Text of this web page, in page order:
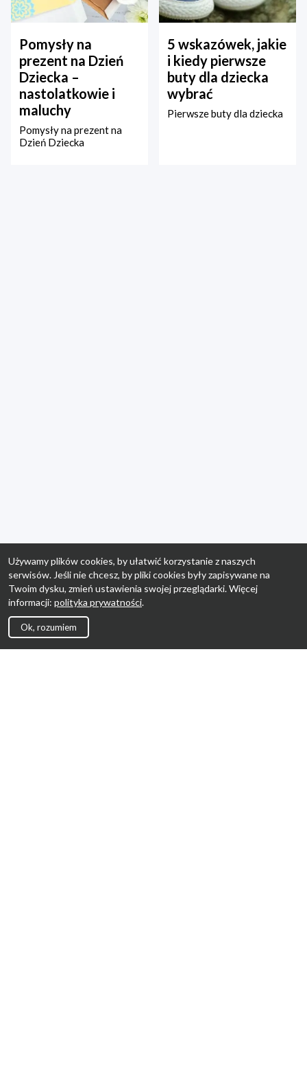
Pomysły na
prezent na Dzień
Dziecka –
nastolatkowie i
maluchy
Pomysły na prezent na
Dzień Dziecka
5 wskazówek, jakie
i kiedy pierwsze
buty dla dziecka
wybrać
Pierwsze buty dla dziecka
Używamy plików cookies, by ułatwić korzystanie z naszych
serwisów. Jeśli nie chcesz, by pliki cookies były zapisywane na
Twoim dysku, zmień ustawienia swojej przeglądarki. Więcej
informacji: polityka prywatności.
Ok, rozumiem